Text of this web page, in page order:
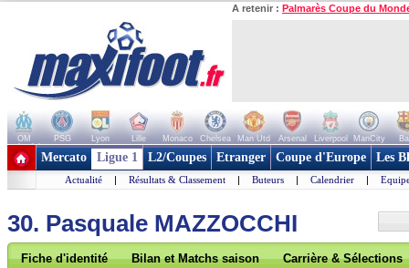
A retenir : Palmarès Coupe du
OM PSG Lyon Lille Monaco Chelsea Man Utd Arsenal Liverpool ManCity
+ de clubs
Mercato Ligue 1 L2/Coupes Etranger Coupe d'Europe Les
Actualité | Résultats & Classement | Buteurs | Calendrier |
30. Pasquale MAZZOCCHI
Fiche d'identité Bilan et Matchs saison Carrière & Sélections